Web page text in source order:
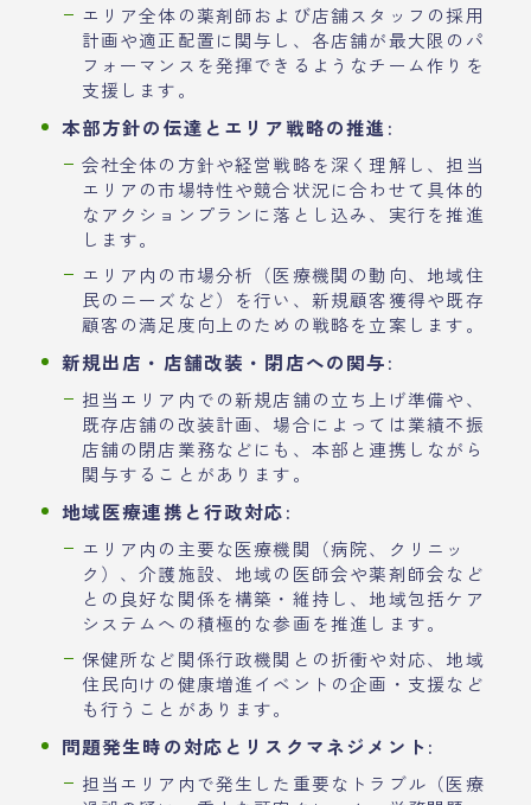
エリア全体の薬剤師および店舗スタッフの採用
計画や適正配置に関与し、各店舗が最大限のパ
フォーマンスを発揮できるようなチーム作りを
支援します。
本部方針の伝達とエリア戦略の推進:
会社全体の方針や経営戦略を深く理解し、担当
エリアの市場特性や競合状況に合わせて具体的
なアクションプランに落とし込み、実行を推進
します。
エリア内の市場分析（医療機関の動向、地域住
民のニーズなど）を行い、新規顧客獲得や既存
顧客の満足度向上のための戦略を立案します。
新規出店・店舗改装・閉店への関与:
担当エリア内での新規店舗の立ち上げ準備や、
既存店舗の改装計画、場合によっては業績不振
店舗の閉店業務などにも、本部と連携しながら
関与することがあります。
地域医療連携と行政対応:
エリア内の主要な医療機関（病院、クリニッ
ク）、介護施設、地域の医師会や薬剤師会など
との良好な関係を構築・維持し、地域包括ケア
システムへの積極的な参画を推進します。
保健所など関係行政機関との折衝や対応、地域
住民向けの健康増進イベントの企画・支援など
も行うことがあります。
問題発生時の対応とリスクマネジメント:
担当エリア内で発生した重要なトラブル（医療